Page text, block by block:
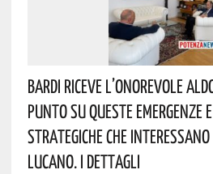
Bardi Riceve L’onorevole
Punto Su Queste
Strategiche Che
Lucano. I Dettagli